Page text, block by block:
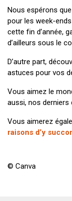
Nous espérons
pour les week-
cette fin d’année,
d’ailleurs sous le
D’autre part,
astuces pour vos
Vous aimez le
aussi, nos
Vous aimerez
raisons d’y
© Canva